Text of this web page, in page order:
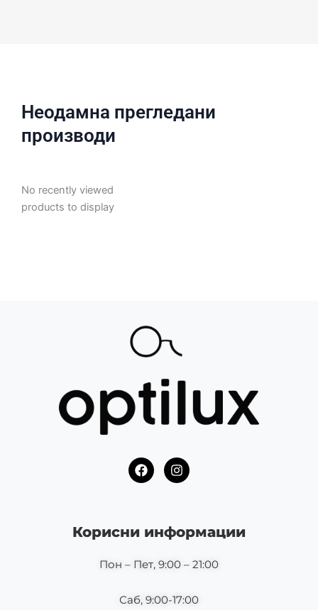
Неодамна прегледани
производи
No recently viewed
products to display
F
a
o
o
I
n
g
r
m
Корисни информации
Пон – Пет, 9:00 – 21:00
Саб, 9:00-17:00